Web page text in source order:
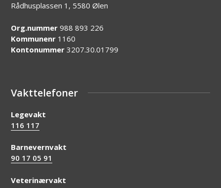
Rådhusplassen 1, 5580 Ølen
Org.nummer988 893 226
Kommunenr 1160
Kontonummer3207.30.01799
Vakttelefoner
Legevakt
116 117
Barnevernvakt
90 17 05 91
Veterinærvakt